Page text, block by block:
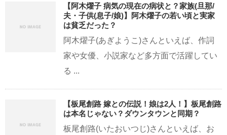
【阿木燿子 病気の現在の病状と？家族(旦那/
夫・子供(息子/娘)】阿木燿子の若い頃と実家
は貧乏だった？
阿木燿子(あぎようこ)さんといえば、作詞
家や女優、小説家など多方面で活躍してい
る ...
【板尾創路 嫁との伝説！娘は2人！】板尾創路
は本名じゃない？ダウンタウンと同期？
板尾創路(いたおいつじ)さんといえば、お